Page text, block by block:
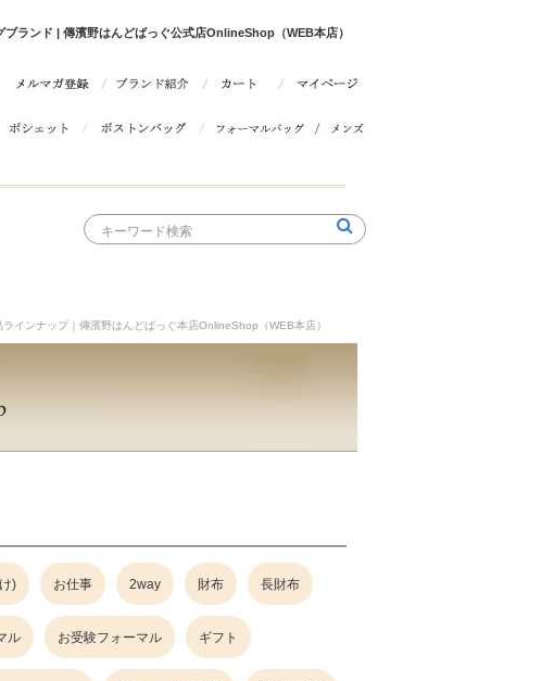
ランド | 傳濱野はんどばっぐ公式店OnlineShop（WEB本店）
ラインナップ｜傳濱野はんどばっぐ本店OnlineShop（WEB本店）
) お仕事 2way 財布 長財布
ル お受験フォーマル ギフト